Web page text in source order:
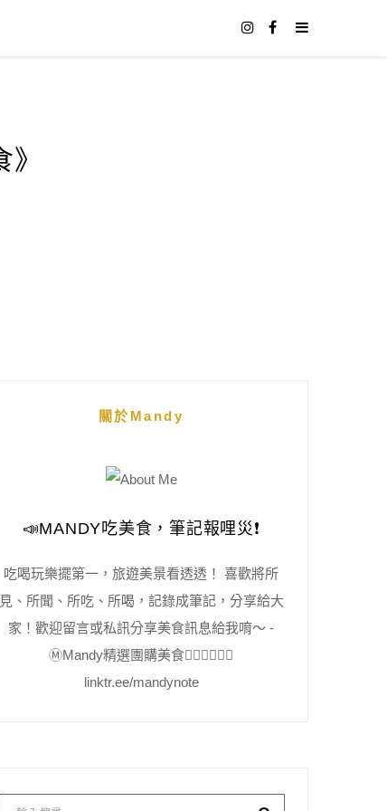
關於Mandy
📣MANDY吃美食，筆記報哩災❗️
吃喝玩樂擺第一，旅遊美景看透透！ 喜歡將所
見、所聞、所吃、所喝，記錄成筆記，分享給大
家！歡迎留言或私訊分享美食訊息給我唷～ -
Ⓜ️Mandy精選團購美食👇🏻👇🏻👇🏻
linktr.ee/mandynote